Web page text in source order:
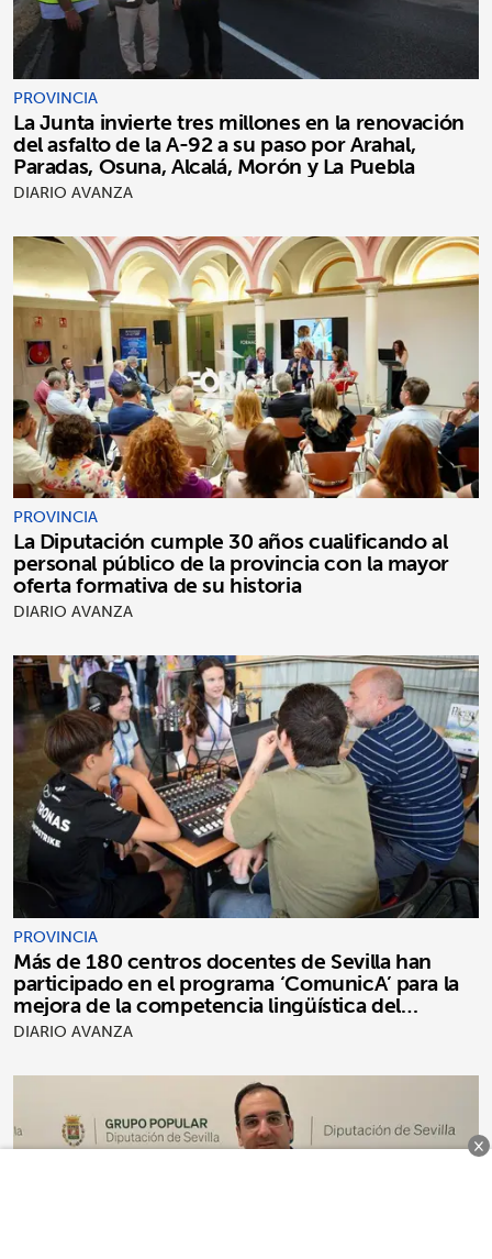
PROVINCIA
La Junta invierte tres millones en la renovación
del asfalto de la A-92 a su paso por Arahal,
Paradas, Osuna, Alcalá, Morón y La Puebla
DIARIO AVANZA
PROVINCIA
La Diputación cumple 30 años cualificando al
personal público de la provincia con la mayor
oferta formativa de su historia
DIARIO AVANZA
PROVINCIA
Más de 180 centros docentes de Sevilla han
participado en el programa ‘ComunicA’ para la
mejora de la competencia lingüística del
alumnado
DIARIO AVANZA
×